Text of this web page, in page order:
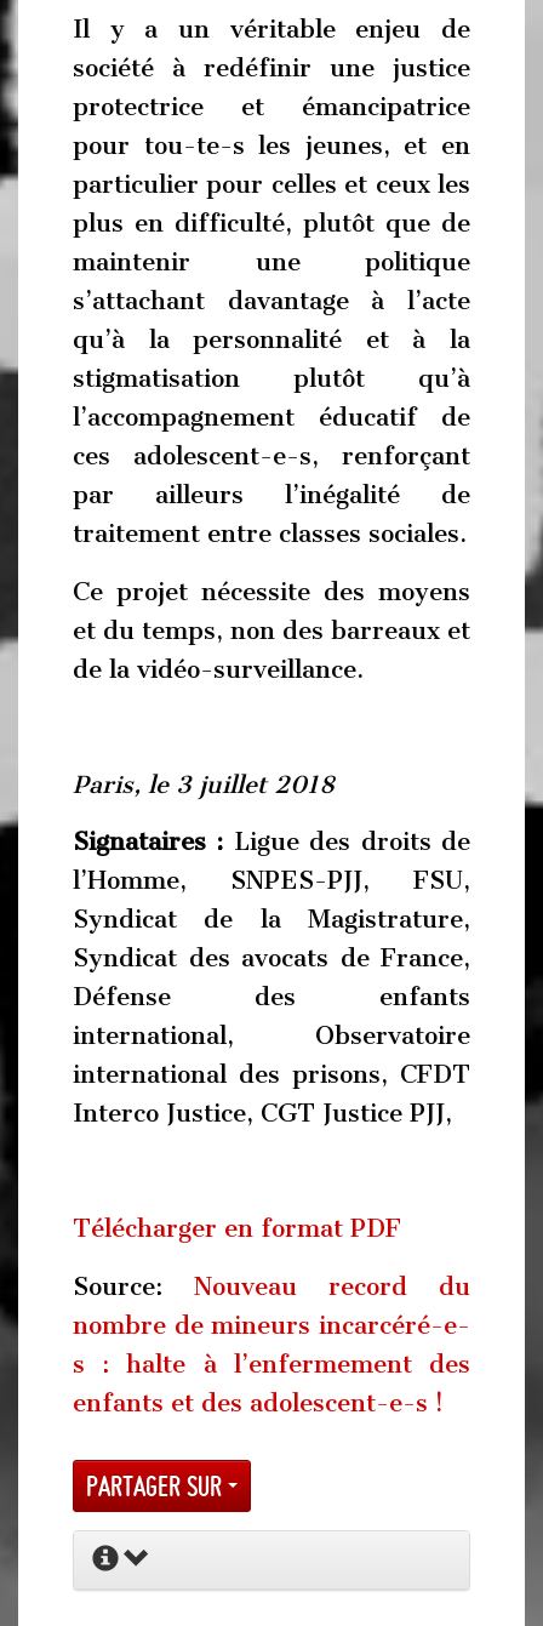
Il y a un véritable enjeu de
société à redéfinir une justice
protectrice et émancipatrice
pour tou-te-s les jeunes, et en
particulier pour celles et ceux les
plus en difficulté, plutôt que de
maintenir une politique
s’attachant davantage à l’acte
qu’à la personnalité et à la
stigmatisation plutôt qu’à
l’accompagnement éducatif de
ces adolescent-e-s, renforçant
par ailleurs l’inégalité de
traitement entre classes sociales.
Ce projet nécessite des moyens
et du temps, non des barreaux et
de la vidéo-surveillance.
Paris, le 3 juillet 2018
Signataires : Ligue des droits de
l’Homme, SNPES-PJJ, FSU,
Syndicat de la Magistrature,
Syndicat des avocats de France,
Défense des enfants
international, Observatoire
international des prisons, CFDT
Interco Justice, CGT Justice PJJ,
Télécharger en format PDF
Source: Nouveau record du
nombre de mineurs incarcéré-e-
s : halte à l’enfermement des
enfants et des adolescent-e-s !
Partager sur